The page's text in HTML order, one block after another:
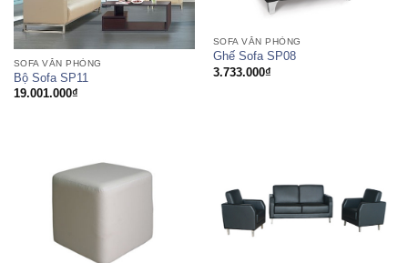
SOFA VĂN PHÒNG
Bộ Sofa SP11
19.001.000₫
SOFA VĂN PHÒNG
Ghế Sofa SP08
3.733.000₫